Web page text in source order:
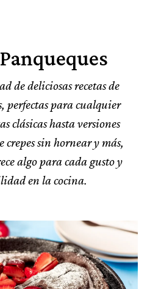
de deliciosas recetas de
perfectas para cualquier
clásicas hasta versiones
crepes sin hornear y más,
algo para cada gusto y
en la cocina.